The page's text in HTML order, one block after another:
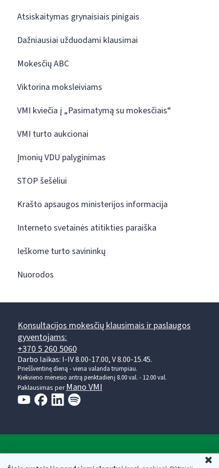
Atsiskaitymas grynaisiais pinigais
Dažniausiai užduodami klausimai
Mokesčių ABC
Viktorina moksleiviams
VMI kviečia į „Pasimatymą su mokesčiais“
VMI turto aukcionai
Įmonių VDU palyginimas
STOP šešėliui
Krašto apsaugos ministerijos informacija
Interneto svetainės atitikties paraiška
Ieškome turto savininkų
Nuorodos
Konsultacijos mokesčių klausimais ir paslaugos
gyventojams:
+370 5 260 5060
Darbo laikas: I-IV 8.00-17.00, V 8.00-15.45.
Prieššventinę dieną - viena valanda trumpiau.
Kiekvieno mėnesio antrą penktadienį 8.00 val. - 12.00 val.
Paklausimas perMano VMI
Valstybinė mokesčių inspekcija prie Lietuvos